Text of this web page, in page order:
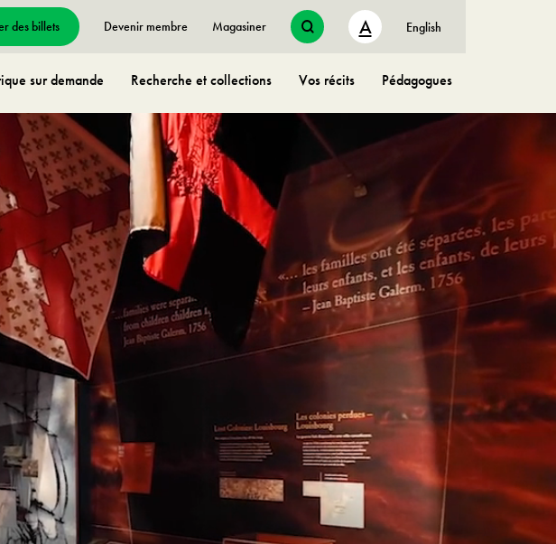
sur demande Recherche et collections Vos récits Pédagogues
des billets Devenir membre Magasiner A English